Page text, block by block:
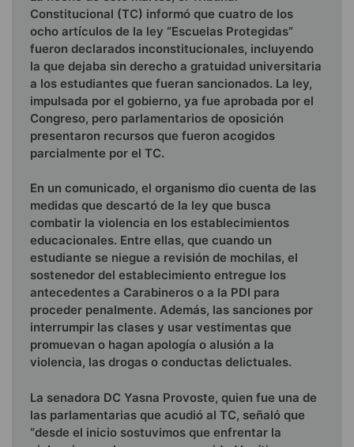
Constitucional (TC) informó que cuatro de los
ocho artículos de la ley “Escuelas Protegidas”
fueron declarados inconstitucionales, incluyendo
la que dejaba sin derecho a gratuidad universitaria
a los estudiantes que fueran sancionados. La ley,
impulsada por el gobierno, ya fue aprobada por el
Congreso, pero parlamentarios de oposición
presentaron recursos que fueron acogidos
parcialmente por el TC.
En un comunicado, el organismo dio cuenta de las
medidas que descartó de la ley que busca
combatir la violencia en los establecimientos
educacionales. Entre ellas, que cuando un
estudiante se niegue a revisión de mochilas, el
sostenedor del establecimiento entregue los
antecedentes a Carabineros o a la PDI para
proceder penalmente. Además, las sanciones por
interrumpir las clases y usar vestimentas que
promuevan o hagan apología o alusión a la
violencia, las drogas o conductas delictuales.
La senadora DC Yasna Provoste, quien fue una de
las parlamentarias que acudió al TC, señaló que
“desde el inicio sostuvimos que enfrentar la